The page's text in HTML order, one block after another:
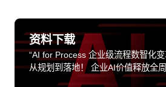
资料下载
“AI for Process 企业级流程数智化变
从规划到落地！ 企业AI价值释放全